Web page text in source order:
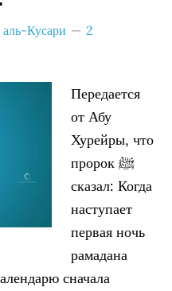
Кусари
2
Передается
от Абу
Хурейры, что
пророк ﷺ
сказал: Когда
наступает
первая ночь
рамадана
сначала